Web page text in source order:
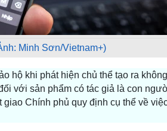
Minh Sơn/Vietnam+)
hộ khi phát hiện chủ thể tạo ra
với sản phẩm có tác giả là con
Chính phủ quy định cụ thể về